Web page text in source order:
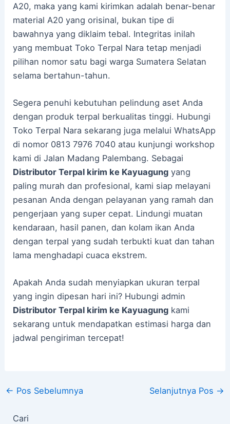
A20, maka yang kami kirimkan adalah benar-benar
material A20 yang orisinal, bukan tipe di
bawahnya yang diklaim tebal. Integritas inilah
yang membuat Toko Terpal Nara tetap menjadi
pilihan nomor satu bagi warga Sumatera Selatan
selama bertahun-tahun.
Segera penuhi kebutuhan pelindung aset Anda
dengan produk terpal berkualitas tinggi. Hubungi
Toko Terpal Nara sekarang juga melalui WhatsApp
di nomor 0813 7976 7040 atau kunjungi workshop
kami di Jalan Madang Palembang. Sebagai
Distributor Terpal kirim ke Kayuagung yang
paling murah dan profesional, kami siap melayani
pesanan Anda dengan pelayanan yang ramah dan
pengerjaan yang super cepat. Lindungi muatan
kendaraan, hasil panen, dan kolam ikan Anda
dengan terpal yang sudah terbukti kuat dan tahan
lama menghadapi cuaca ekstrem.
Apakah Anda sudah menyiapkan ukuran terpal
yang ingin dipesan hari ini? Hubungi admin
Distributor Terpal kirim ke Kayuagung kami
sekarang untuk mendapatkan estimasi harga dan
jadwal pengiriman tercepat!
← Pos Sebelumnya Selanjutnya Pos →
Cari